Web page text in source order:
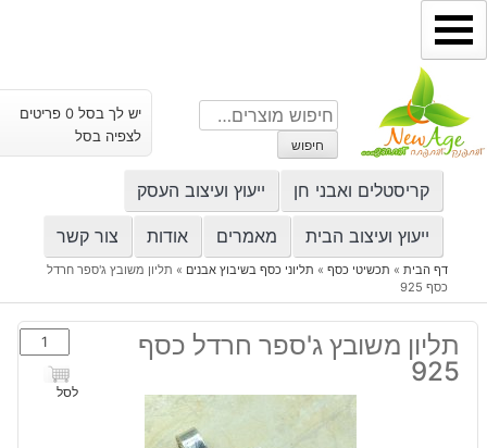
דילוג
לתוכן
חיפוש
עבור:
חיפוש
יש לך בסל 0 פריטים
לצפיה בסל
קריסטלים ואבני חן ייעוץ ועיצוב העסק
ייעוץ ועיצוב הבית מאמרים אודות צור קשר
דף הבית» תכשיטי כסף» תליוני כסף בשיבוץ אבנים » תליון משובץ ג'ספר חרדל
כסף 925
תליון משובץ ג'ספר חרדל כסף
925
כמות
של
תליון
לסל